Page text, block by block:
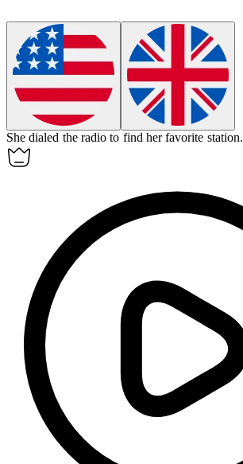
Shedialed the radio to find her favorite station.